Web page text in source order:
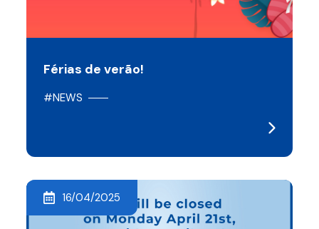
Férias de verão!
#NEWS
16/04/2025